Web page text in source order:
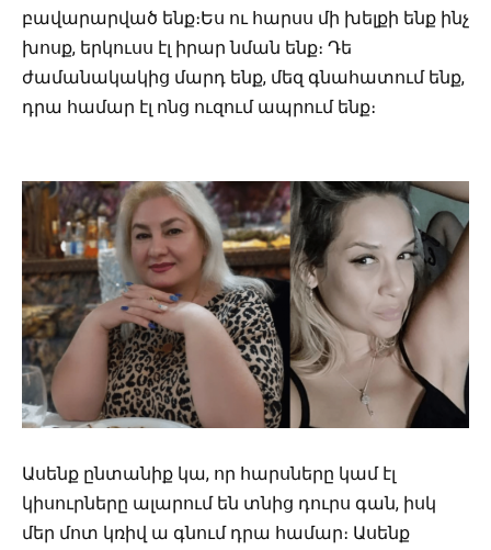
բավարարված ենք։Ես ու հարսս մի խելքի ենք ինչ
խոսք, երկուսս էլ իրար նման ենք։ Դե
ժամանակակից մարդ ենք, մեզ գնահատում ենք,
դրա համար էլ ոնց ուզում ապրում ենք։
Ասենք ընտանիք կա, որ հարսները կամ էլ
կիսուրները ալարում են տնից դուրս գան, իսկ
մեր մոտ կռիվ ա գնում դրա համար։ Ասենք